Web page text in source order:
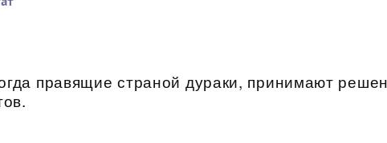
правящие страной дураки, принимают